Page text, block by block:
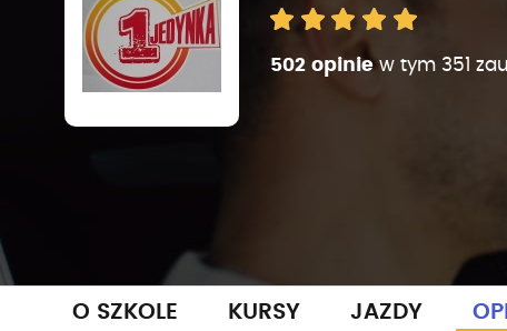
502 opinie w tym 351
O SZKOLE KURSY JAZDY